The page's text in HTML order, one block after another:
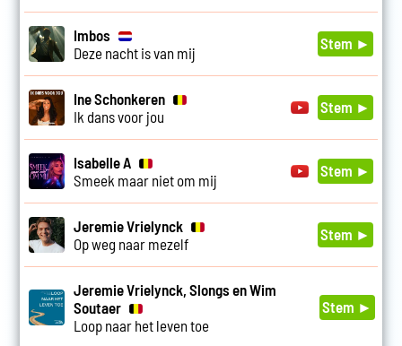
Imbos
Deze nacht is van mij
Stem ►
Ine Schonkeren
Ik dans voor jou
Stem ►
Isabelle A
Smeek maar niet om mij
Stem ►
Jeremie Vrielynck
Op weg naar mezelf
Stem ►
Jeremie Vrielynck, Slongs en Wim
Soutaer
Loop naar het leven toe
Stem ►